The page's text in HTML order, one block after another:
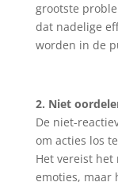
grootste
dat nadelige
worden in de
2. Niet
De niet-
om acties los
Het vereist het
emoties, maar